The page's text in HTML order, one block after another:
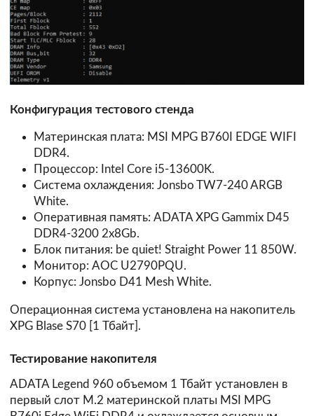
Конфигурация тестового стенда
Материнская плата: MSI MPG B760I EDGE WIFI
DDR4.
Процессор: Intel Core i5-13600K.
Система охлаждения: Jonsbo TW7-240 ARGB
White.
Оперативная память: ADATA XPG Gammix D45
DDR4-3200 2х8Gb.
Блок питания: be quiet! Straight Power 11 850W.
Монитор: AOC U2790PQU.
Корпус: Jonsbo D41 Mesh White.
Операционная система установлена на накопитель
XPG Blase S70 [1 Тбайт].
Тестирование накопителя
ADATA Legend 960 объемом 1 Тбайт установлен в
первый слот М.2 материнской платы MSI MPG